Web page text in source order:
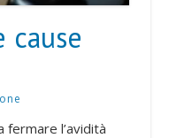
cause
fermare l’avidità